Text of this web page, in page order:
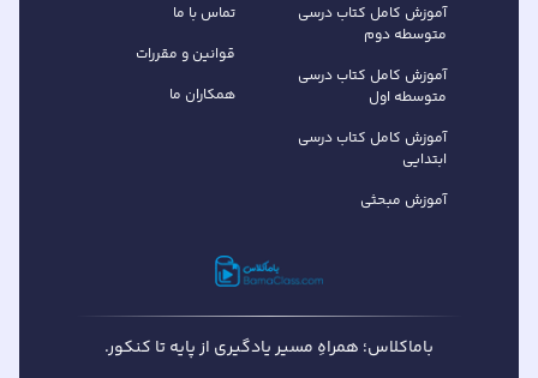
آموزش کامل کتاب‌ درسی
متوسطه دوم
آموزش کامل کتاب‌ درسی
متوسطه اول
آموزش کامل کتاب درسی
ابتدایی
آموزش مبحثی
تماس با ما
قوانین و مقررات
همکاران ما
باماکلاس؛ همراهِ مسیر یادگیری از پایه تا کنکور.